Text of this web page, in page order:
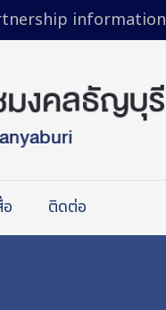
information
ติดต่อ